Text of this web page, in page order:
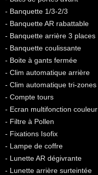
- Banquette 1/3-2/3
- Banquette AR rabattable
- Banquette arrière 3 places
- Banquette coulissante
- Boite à gants fermée
- Clim automatique arrière
- Clim automatique tri-zones
- Compte tours
- Ecran multifonction couleur
- Filtre à Pollen
- Fixations Isofix
- Lampe de coffre
- Lunette AR dégivrante
- Lunette arrière surteintée